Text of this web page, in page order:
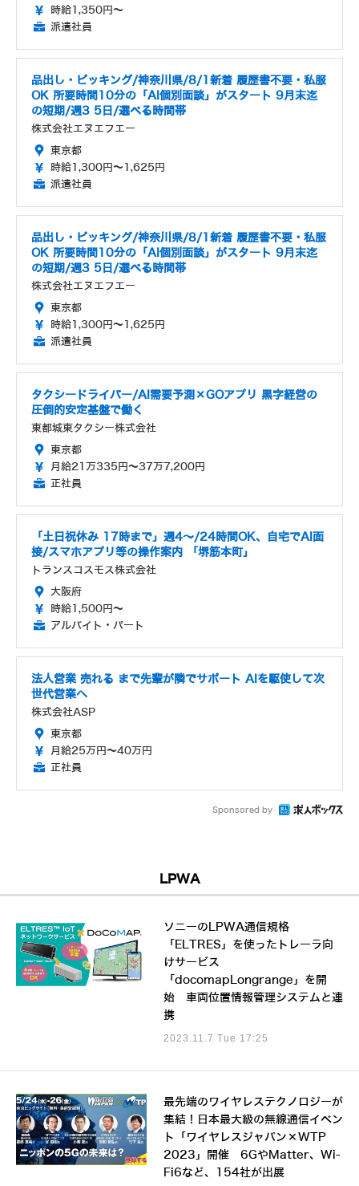
時給1,350円～
派遣社員
品出し・ピッキング/神奈川県/8/1新着 履歴書不要・私服
OK 所要時間10分の「AI個別面談」がスタート 9月末迄
の短期/週3 5日/選べる時間帯
株式会社エヌエフエー
東京都
時給1,300円～1,625円
派遣社員
品出し・ピッキング/神奈川県/8/1新着 履歴書不要・私服
OK 所要時間10分の「AI個別面談」がスタート 9月末迄
の短期/週3 5日/選べる時間帯
株式会社エヌエフエー
東京都
時給1,300円～1,625円
派遣社員
タクシードライバー/AI需要予測×GOアプリ 黒字経営の
圧倒的安定基盤で働く
東都城東タクシー株式会社
東京都
月給21万335円～37万7,200円
正社員
「土日祝休み 17時まで」週4～/24時間OK、自宅でAI面
接/スマホアプリ等の操作案内 「堺筋本町」
トランスコスモス株式会社
大阪府
時給1,500円～
アルバイト・パート
法人営業 売れる まで先輩が隣でサポート AIを駆使して次
世代営業へ
株式会社ASP
東京都
月給25万円～40万円
正社員
Sponsored by
LPWA
ソニーのLPWA通信規格
「ELTRES」を使ったトレーラ向
けサービス
「docomapLongrange」を開
始 車両位置情報管理システムと連
携
2023.11.7 Tue 17:25
最先端のワイヤレステクノロジーが
集結！日本最大級の無線通信イベン
ト「ワイヤレスジャパン×WTP
2023」開催 6GやMatter、Wi-
Fi6など、154社が出展